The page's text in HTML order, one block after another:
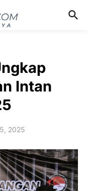
Intan
2025